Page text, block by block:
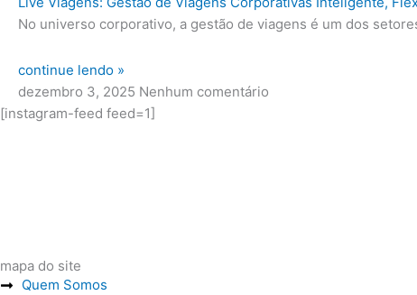
No universo corporativo, a gestão de viagens é um dos
continue lendo »
dezembro 3, 2025 Nenhum comentário
[instagram-feed feed=1]
mapa do site
Quem Somos